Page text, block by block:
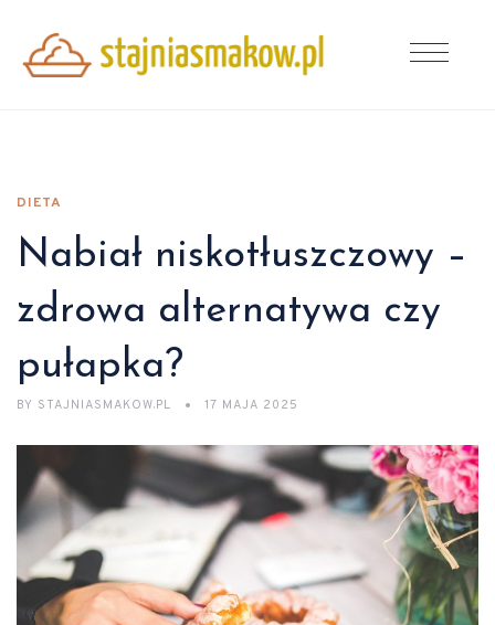
DIETA
Nabiał niskotłuszczowy –
zdrowa alternatywa czy
pułapka?
BY STAJNIASMAKOW.PL 17 MAJA 2025